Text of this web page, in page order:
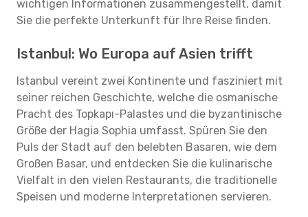
wichtigen Informationen zusammengestellt, damit
Sie die perfekte Unterkunft für Ihre Reise finden.
Istanbul: Wo Europa auf Asien trifft
Istanbul vereint zwei Kontinente und fasziniert mit
seiner reichen Geschichte, welche die osmanische
Pracht des Topkapı-Palastes und die byzantinische
Größe der Hagia Sophia umfasst. Spüren Sie den
Puls der Stadt auf den belebten Basaren, wie dem
Großen Basar, und entdecken Sie die kulinarische
Vielfalt in den vielen Restaurants, die traditionelle
Speisen und moderne Interpretationen servieren.